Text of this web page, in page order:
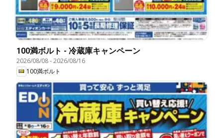
100満ボルト - 冷蔵庫キャンペーン
2026/08/08-2026/08/16
100満ボルト